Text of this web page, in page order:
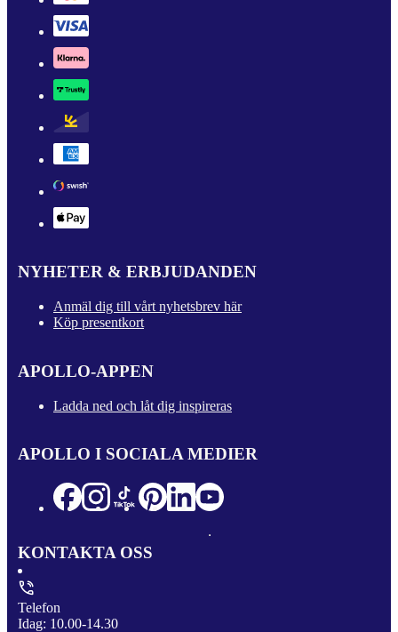
NYHETER & ERBJUDANDEN
Anmäl dig till vårt nyhetsbrev här
Köp presentkort
APOLLO-APPEN
Ladda ned och låt dig inspireras
APOLLO I SOCIALA MEDIER
KONTAKTA OSS
Telefon
Idag: 10.00-14.30